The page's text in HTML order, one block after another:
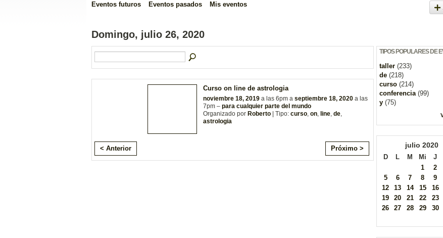
Eventos futuros Eventos pasados Mis eventos
Domingo, julio 26, 2020
Curso on line de astrologia
noviembre 18, 2019 a las 6pm a septiembre 18, 2020 a las
7pm – para cualquier parte del mundo
Organizado por Roberto | Tipo: curso, on, line, de,
astrologia
< Anterior Próximo >
TIPOS POPULARES DE
taller (233)
de (218)
curso (214)
conferencia(99)
y (75)
julio 2020
D L M Mi J
1
2
5
6 7 8 9
12
13 14 15 16
19
20 21 22 23
26
27 28 29 30